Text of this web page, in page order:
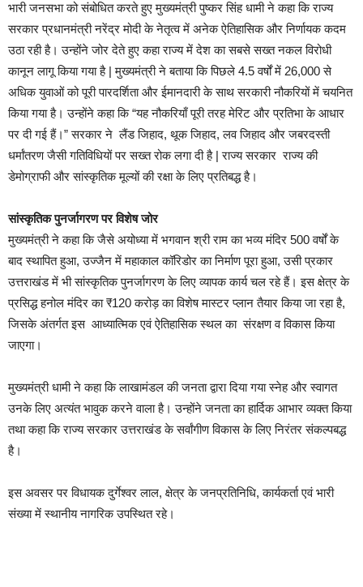
भारी जनसभा को संबोधित करते हुए मुख्यमंत्री पुष्कर सिंह धामी ने कहा कि राज्य
सरकार प्रधानमंत्री नरेंद्र मोदी के नेतृत्व में अनेक ऐतिहासिक और निर्णायक कदम
उठा रही है। उन्होंने जोर देते हुए कहा राज्य में देश का सबसे सख्त नकल विरोधी
कानून लागू किया गया है | मुख्यमंत्री ने बताया कि पिछले 4.5 वर्षों में 26,000 से
अधिक युवाओं को पूरी पारदर्शिता और ईमानदारी के साथ सरकारी नौकरियों में चयनित
किया गया है। उन्होंने कहा कि “यह नौकरियाँ पूरी तरह मेरिट और प्रतिभा के आधार
पर दी गई हैं।” सरकार ने लैंड जिहाद, थूक जिहाद, लव जिहाद और जबरदस्ती
धर्मांतरण जैसी गतिविधियों पर सख्त रोक लगा दी है | राज्य सरकार राज्य की
डेमोग्राफी और सांस्कृतिक मूल्यों की रक्षा के लिए प्रतिबद्ध है।
सांस्कृतिक पुनर्जागरण पर विशेष जोर
मुख्यमंत्री ने कहा कि जैसे अयोध्या में भगवान श्री राम का भव्य मंदिर 500 वर्षों के
बाद स्थापित हुआ, उज्जैन में महाकाल कॉरिडोर का निर्माण पूरा हुआ, उसी प्रकार
उत्तराखंड में भी सांस्कृतिक पुनर्जागरण के लिए व्यापक कार्य चल रहे हैं। इस क्षेत्र के
प्रसिद्ध हनोल मंदिर का ₹120 करोड़ का विशेष मास्टर प्लान तैयार किया जा रहा है,
जिसके अंतर्गत इस आध्यात्मिक एवं ऐतिहासिक स्थल का संरक्षण व विकास किया
जाएगा।
मुख्यमंत्री धामी ने कहा कि लाखामंडल की जनता द्वारा दिया गया स्नेह और स्वागत
उनके लिए अत्यंत भावुक करने वाला है। उन्होंने जनता का हार्दिक आभार व्यक्त किया
तथा कहा कि राज्य सरकार उत्तराखंड के सर्वांगीण विकास के लिए निरंतर संकल्पबद्ध
है।
इस अवसर पर विधायक दुर्गेश्वर लाल, क्षेत्र के जनप्रतिनिधि, कार्यकर्ता एवं भारी
संख्या में स्थानीय नागरिक उपस्थित रहे।